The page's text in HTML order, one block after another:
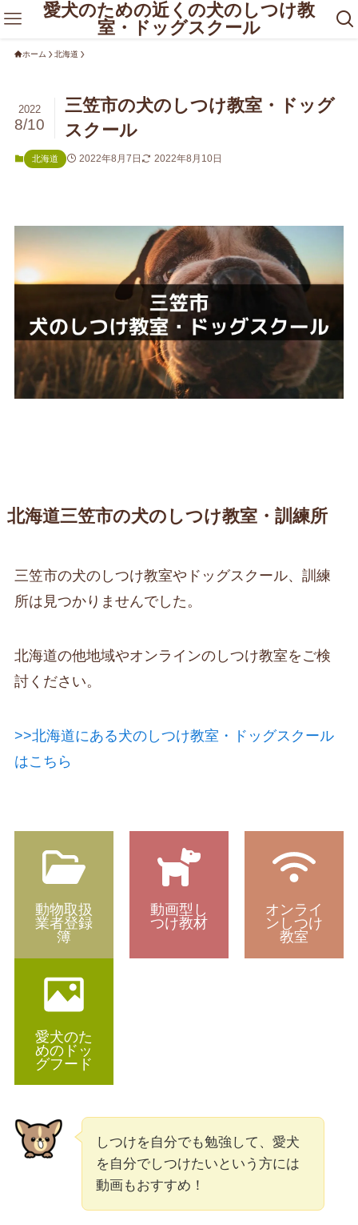
愛犬のための近くの犬のしつけ教
室・ドッグスクール
ホーム 北海道
三笠市の犬のしつけ教室・ドッグ
スクール
2022
8/10
北海道 2022年8月7日 2022年8月10日
北海道三笠市の犬のしつけ教室・訓練所
三笠市の犬のしつけ教室やドッグスクール、訓練
所は見つかりませんでした。
北海道の他地域やオンラインのしつけ教室をご検
討ください。
>>北海道にある犬のしつけ教室・ドッグスクール
はこちら
動物取扱
業者登録
簿
動画型し
つけ教材
オンライ
ンしつけ
教室
愛犬のた
めのドッ
グフード
しつけを自分でも勉強して、愛犬
を自分でしつけたいという方には
動画もおすすめ！